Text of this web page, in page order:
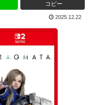
コピー
2025.12.22